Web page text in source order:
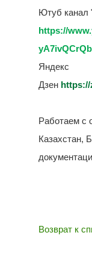
Ютуб канал
https://
Яндекс
Дзен
Работаем с
Казахстан,
Возврат к